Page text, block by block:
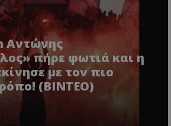
Αντώνης
πήρε φωτιά και η
με τον πιο
(ΒΙΝΤΕΟ)